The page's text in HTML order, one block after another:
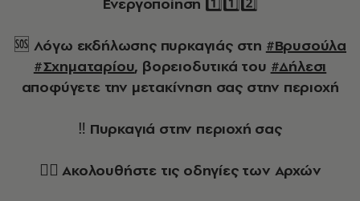
🆘 Λόγω εκδήλωσης πυρκαγιάς στη #Βρυσούλα
#Σχηματαρίου, βορειοδυτικά του #Δήλεσι
αποφύγετε την μετακίνηση σας στην περιοχή
‼️ Πυρκαγιά στην περιοχή σας
👉🏻 Ακολουθήστε τις οδηγίες των Aρχών